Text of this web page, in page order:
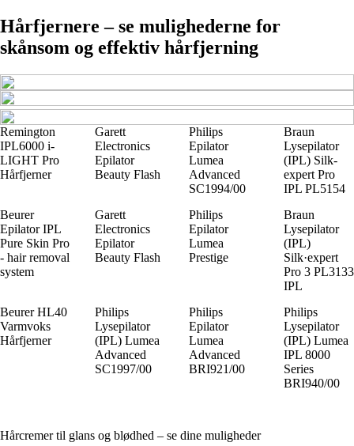
Hårfjernere – se mulighederne for
skånsom og effektiv hårfjerning
Remington
IPL6000 i-
LIGHT Pro
Hårfjerner
Garett
Electronics
Epilator
Beauty Flash
Philips
Epilator
Lumea
Advanced
SC1994/00
Braun
Lysepilator
(IPL) Silk-
expert Pro
IPL PL5154
Beurer
Epilator IPL
Pure Skin Pro
- hair removal
system
Garett
Electronics
Epilator
Beauty Flash
Philips
Epilator
Lumea
Prestige
Braun
Lysepilator
(IPL)
Silk·expert
Pro 3 PL3133
IPL
Beurer HL40
Varmvoks
Hårfjerner
Philips
Lysepilator
(IPL) Lumea
Advanced
SC1997/00
Philips
Epilator
Lumea
Advanced
BRI921/00
Philips
Lysepilator
(IPL) Lumea
IPL 8000
Series
BRI940/00
Hårcremer til glans og blødhed – se dine muligheder